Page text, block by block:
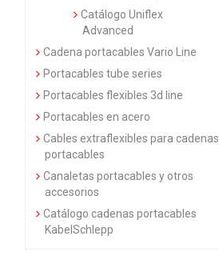
Catálogo Uniflex
Advanced
Cadena portacables Vario Line
Portacables tube series
Portacables flexibles 3d line
Portacables en acero
Cables extraflexibles para cadenas
portacables
Canaletas portacables y otros
accesorios
Catálogo cadenas portacables
KabelSchlepp